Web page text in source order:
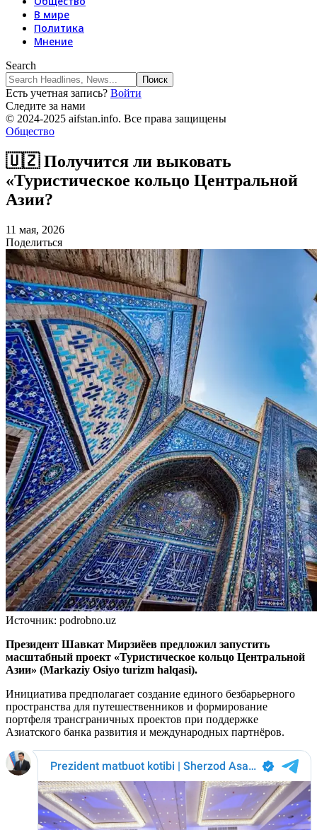
В мире
Политика
Мнение
Search
Есть учетная запись? Войти
Следите за нами
© 2024-2025 aifstan.info. Все права защищены
Общество
🇺🇿 Получится ли выковать
«Туристическое кольцо Центральной
Азии?
11 мая, 2026
Поделиться
Источник: podrobno.uz
Президент Шавкат Мирзиёев предложил запустить
масштабный проект «Туристическое кольцо Центральной
Азии» (Markaziy Osiyo turizm halqasi).
Инициатива предполагает создание единого безбарьерного
пространства для путешественников и формирование
портфеля трансграничных проектов при поддержке
Азиатского банка развития и международных партнёров.